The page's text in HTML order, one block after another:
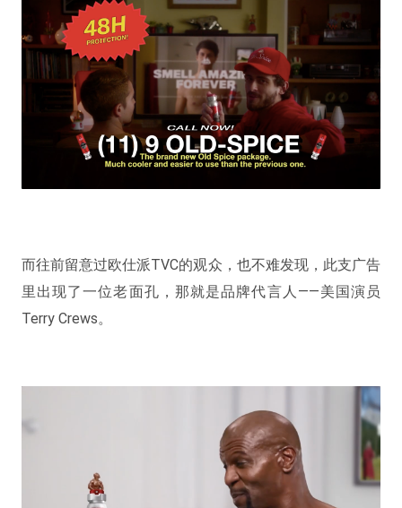
而往前留意过欧仕派TVC的观众，也不难发现，此支广告
里出现了一位老面孔，那就是品牌代言人——美国演员
Terry Crews。